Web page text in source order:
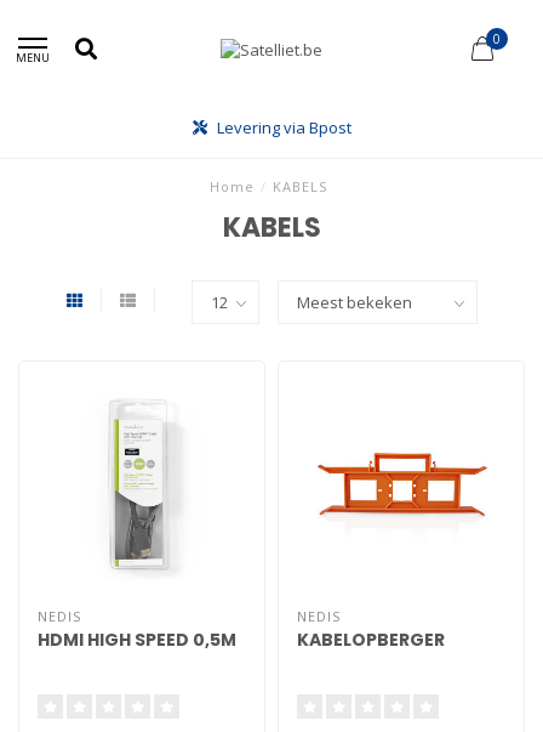
MENU
0
Levering via Bpost
Home / KABELS
KABELS
NEDIS
HDMI HIGH SPEED 0,5M
NEDIS
KABELOPBERGER